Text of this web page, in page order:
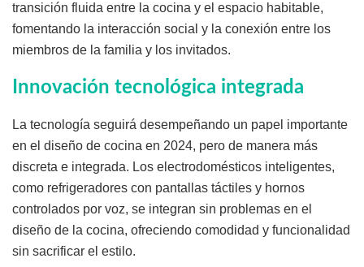
transición fluida entre la cocina y el espacio habitable,
fomentando la interacción social y la conexión entre los
miembros de la familia y los invitados.
Innovación tecnológica integrada
La tecnología seguirá desempeñando un papel importante
en el diseño de cocina en 2024, pero de manera más
discreta e integrada. Los electrodomésticos inteligentes,
como refrigeradores con pantallas táctiles y hornos
controlados por voz, se integran sin problemas en el
diseño de la cocina, ofreciendo comodidad y funcionalidad
sin sacrificar el estilo.